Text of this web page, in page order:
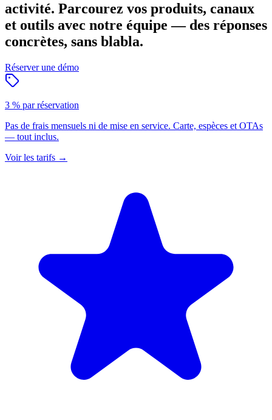
activité. Parcourez vos produits, canaux
et outils avec notre équipe — des réponses
concrètes, sans blabla.
Réserver une démo
3 % par réservation
Pas de frais mensuels ni de mise en service. Carte, espèces et OTAs
— tout inclus.
Voir les tarifs →